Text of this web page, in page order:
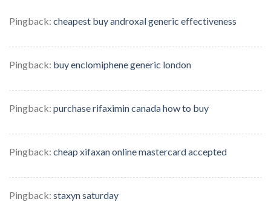
Pingback: cheapest buy androxal generic effectiveness
Pingback: buy enclomiphene generic london
Pingback: purchase rifaximin canada how to buy
Pingback: cheap xifaxan online mastercard accepted
Pingback: staxyn saturday